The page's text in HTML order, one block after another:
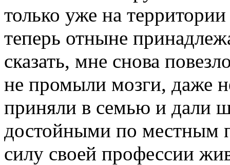
только уже на
теперь отныне
сказать, мне снова
не промыли мозги, даже
приняли в семью и дали
достойными по местным
силу своей профессии